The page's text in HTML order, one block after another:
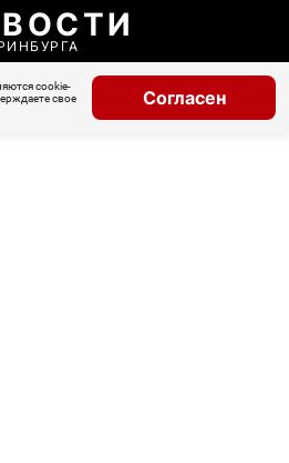
cookie-
свое
Согласен